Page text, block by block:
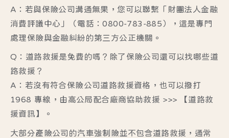
A：若與保險公司溝通無果，您可以聯繫「 財團法人金融
消費評議中心 」（電話：0800-783-885），這是專門
處理保險與金融糾紛的第三方公正機關。
Q：道路救援是免費的嗎？除了保險公司還可以找哪些道
路救援？
A：若沒有符合保險公司道路救援資格，也可以撥打
1968 專線，由高公局配合廠商協助救援 >>>
【道路救
援資訊 】。
大部分產險公司的汽車強制險並不包含道路救援，通常